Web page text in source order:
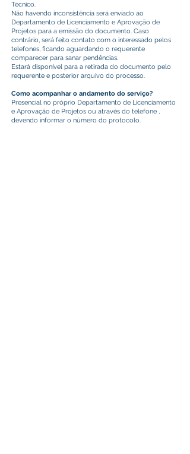
Técnico.
Não havendo inconsistência será enviado ao
Departamento de Licenciamento e Aprovação de
Projetos para a emissão do documento. Caso
contrário, será feito contato com o interessado pelos
telefones, ficando aguardando o requerente
comparecer para sanar pendências.
Estará disponível para a retirada do documento pelo
requerente e posterior arquivo do processo.
Como acompanhar o andamento do serviço?
Presencial no próprio Departamento de Licenciamento
e Aprovação de Projetos ou através do telefone ,
devendo informar o número do protocolo.